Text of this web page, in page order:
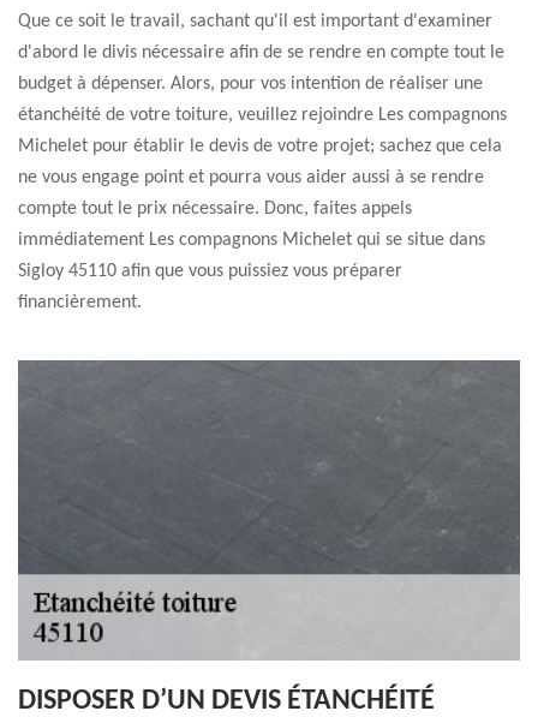
Que ce soit le travail, sachant qu'il est important d'examiner
d'abord le divis nécessaire afin de se rendre en compte tout le
budget à dépenser. Alors, pour vos intention de réaliser une
étanchéité de votre toiture, veuillez rejoindre Les compagnons
Michelet pour établir le devis de votre projet; sachez que cela
ne vous engage point et pourra vous aider aussi à se rendre
compte tout le prix nécessaire. Donc, faites appels
immédiatement Les compagnons Michelet qui se situe dans
Sigloy 45110 afin que vous puissiez vous préparer
financièrement.
DISPOSER D’UN DEVIS ÉTANCHÉITÉ